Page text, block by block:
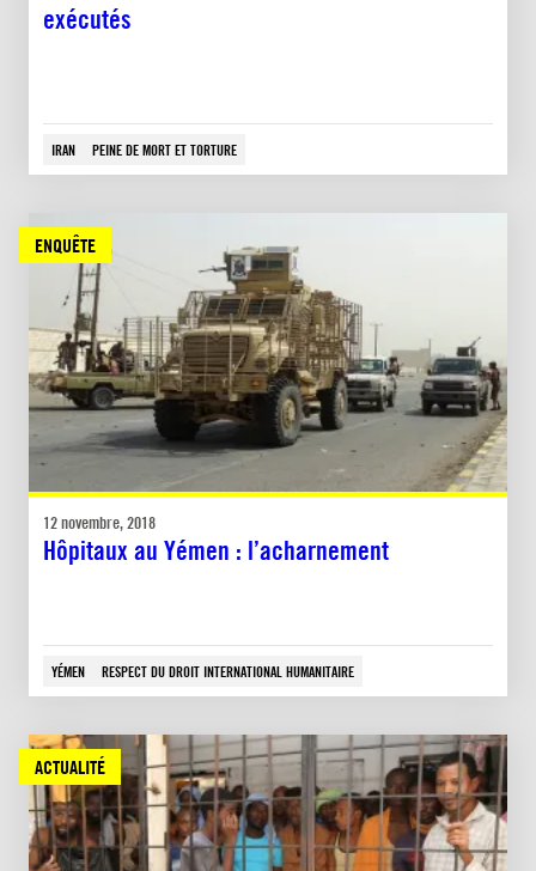
exécutés
IRAN PEINE DE MORT ET TORTURE
ENQUÊTE
12 novembre, 2018
Hôpitaux au Yémen : l’acharnement
YÉMEN RESPECT DU DROIT INTERNATIONAL HUMANITAIRE
ACTUALITÉ